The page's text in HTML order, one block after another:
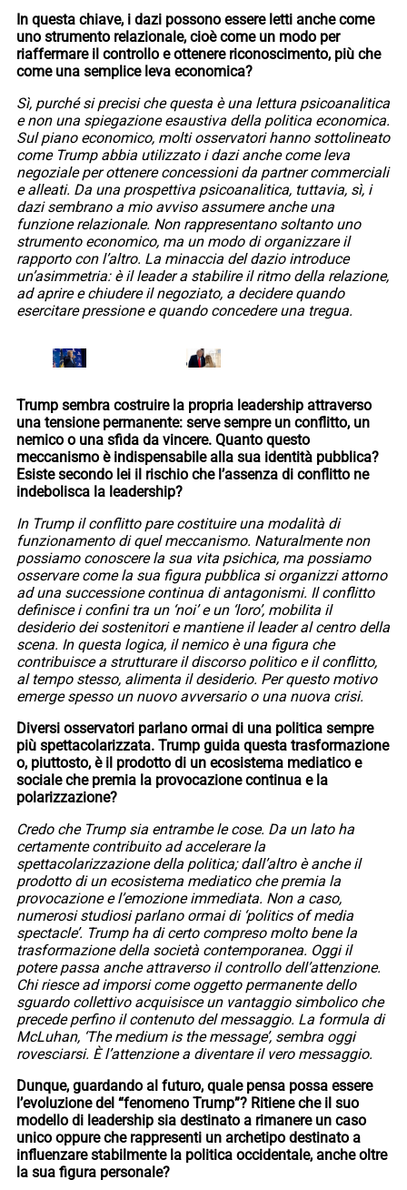
In questa chiave, i dazi possono essere letti anche come
uno strumento relazionale, cioè come un modo per
riaffermare il controllo e ottenere riconoscimento, più che
come una semplice leva economica?
Sì, purché si precisi che questa è una lettura psicoanalitica
e non una spiegazione esaustiva della politica economica.
Sul piano economico, molti osservatori hanno sottolineato
come Trump abbia utilizzato i dazi anche come leva
negoziale per ottenere concessioni da partner commerciali
e alleati. Da una prospettiva psicoanalitica, tuttavia, sì, i
dazi sembrano a mio avviso assumere anche una
funzione relazionale. Non rappresentano soltanto uno
strumento economico, ma un modo di organizzare il
rapporto con l’altro. La minaccia del dazio introduce
un’asimmetria: è il leader a stabilire il ritmo della relazione,
ad aprire e chiudere il negoziato, a decidere quando
esercitare pressione e quando concedere una tregua.
Trump sembra costruire la propria leadership attraverso
una tensione permanente: serve sempre un conflitto, un
nemico o una sfida da vincere. Quanto questo
meccanismo è indispensabile alla sua identità pubblica?
Esiste secondo lei il rischio che l’assenza di conflitto ne
indebolisca la leadership?
In Trump il conflitto pare costituire una modalità di
funzionamento di quel meccanismo. Naturalmente non
possiamo conoscere la sua vita psichica, ma possiamo
osservare come la sua figura pubblica si organizzi attorno
ad una successione continua di antagonismi. Il conflitto
definisce i confini tra un ‘noi’ e un ‘loro’, mobilita il
desiderio dei sostenitori e mantiene il leader al centro della
scena. In questa logica, il nemico è una figura che
contribuisce a strutturare il discorso politico e il conflitto,
al tempo stesso, alimenta il desiderio. Per questo motivo
emerge spesso un nuovo avversario o una nuova crisi.
Diversi osservatori parlano ormai di una politica sempre
più spettacolarizzata. Trump guida questa trasformazione
o, piuttosto, è il prodotto di un ecosistema mediatico e
sociale che premia la provocazione continua e la
polarizzazione?
Credo che Trump sia entrambe le cose. Da un lato ha
certamente contribuito ad accelerare la
spettacolarizzazione della politica; dall’altro è anche il
prodotto di un ecosistema mediatico che premia la
provocazione e l’emozione immediata. Non a caso,
numerosi studiosi parlano ormai di ‘politics of media
spectacle’. Trump ha di certo compreso molto bene la
trasformazione della società contemporanea. Oggi il
potere passa anche attraverso il controllo dell’attenzione.
Chi riesce ad imporsi come oggetto permanente dello
sguardo collettivo acquisisce un vantaggio simbolico che
precede perfino il contenuto del messaggio. La formula di
McLuhan, ‘The medium is the message’, sembra oggi
rovesciarsi. È l’attenzione a diventare il vero messaggio.
Dunque, guardando al futuro, quale pensa possa essere
l’evoluzione del “fenomeno Trump”? Ritiene che il suo
modello di leadership sia destinato a rimanere un caso
unico oppure che rappresenti un archetipo destinato a
influenzare stabilmente la politica occidentale, anche oltre
la sua figura personale?